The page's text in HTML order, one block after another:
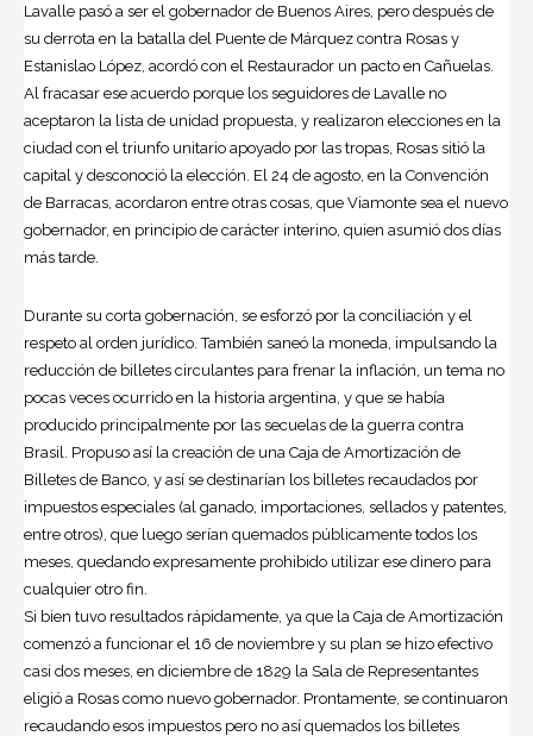
Lavalle pasó a ser el gobernador de Buenos Aires, pero después de
su derrota en la batalla del Puente de Márquez contra Rosas y
Estanislao López, acordó con el Restaurador un pacto en Cañuelas.
Al fracasar ese acuerdo porque los seguidores de Lavalle no
aceptaron la lista de unidad propuesta, y realizaron elecciones en la
ciudad con el triunfo unitario apoyado por las tropas, Rosas sitió la
capital y desconoció la elección. El 24 de agosto, en la Convención
de Barracas, acordaron entre otras cosas, que Viamonte sea el nuevo
gobernador, en principio de carácter interino, quien asumió dos días
más tarde.
Durante su corta gobernación, se esforzó por la conciliación y el
respeto al orden jurídico. También saneó la moneda, impulsando la
reducción de billetes circulantes para frenar la inflación, un tema no
pocas veces ocurrido en la historia argentina, y que se había
producido principalmente por las secuelas de la guerra contra
Brasil. Propuso así la creación de una Caja de Amortización de
Billetes de Banco, y así se destinarían los billetes recaudados por
impuestos especiales (al ganado, importaciones, sellados y patentes,
entre otros), que luego serían quemados públicamente todos los
meses, quedando expresamente prohibido utilizar ese dinero para
cualquier otro fin.
Si bien tuvo resultados rápidamente, ya que la Caja de Amortización
comenzó a funcionar el 16 de noviembre y su plan se hizo efectivo
casi dos meses, en diciembre de 1829 la Sala de Representantes
eligió a Rosas como nuevo gobernador. Prontamente, se continuaron
recaudando esos impuestos pero no así quemados los billetes